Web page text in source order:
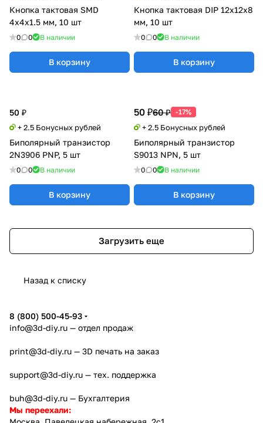
Кнопка тактовая SMD
4x4x1.5 мм, 10 шт
0 0 В наличии
В корзину
Кнопка тактовая DIP 12x12x8
мм, 10 шт
0 0 В наличии
В корзину
50 ₽
+ 2.5 Бонусных рублей
Биполярный транзистор
2N3906 PNP, 5 шт
0 0 В наличии
В корзину
50 ₽60 ₽ -17%
+ 2.5 Бонусных рублей
Биполярный транзистор
S9013 NPN, 5 шт
0 0 В наличии
В корзину
Загрузить еще
Назад к списку
8 (800) 500-45-93
info@3d-diy.ru — отдел продаж
print@3d-diy.ru — 3D печать на заказ
support@3d-diy.ru — тех. поддержка
buh@3d-diy.ru — Бухгалтерия
Мы переехали: